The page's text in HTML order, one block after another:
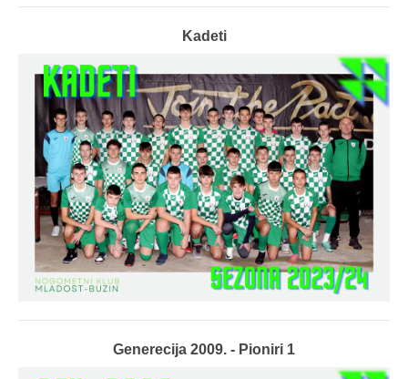
Kadeti
Generecija 2009. - Pioniri 1